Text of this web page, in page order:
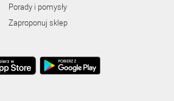
Porady i pomysły
Zaproponuj sklep